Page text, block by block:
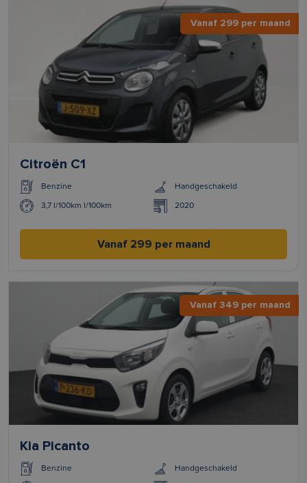
Vanaf 299 per maand
Citroën C1
Benzine Handgeschakeld
3,7 l/100km l/100km 2020
Vanaf 299 per maand
Vanaf 349 per maand
Kia Picanto
Benzine Handgeschakeld